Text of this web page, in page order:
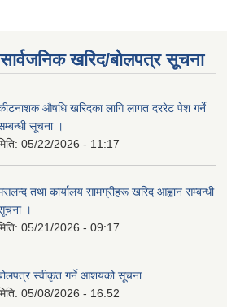
सार्वजनिक खरिद/बोलपत्र सूचना
औषधि खरिदका लागि लागत दररेट पेश गर्ने
सूचना ।
05/22/2026 - 11:17
तथा कार्यालय सामग्रीहरू खरिद आह्वान सम्बन्धी
।
05/21/2026 - 09:17
स्वीकृत गर्ने आशयको सूचना
05/08/2026 - 16:52